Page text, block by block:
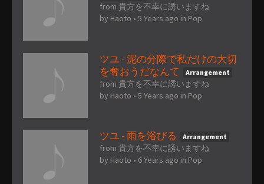
from 貴方を不幸に誘いますね
by Haoto • 5 Years ago in Pop
ツユ - 泥の分際で私だけの大切
を奪おうだなんて
Arrangement
from 貴方を不幸に誘いますね
by Haoto • 5 Years ago in Pop
ツユ - 雨を浴びる Arrangement
from 貴方を不幸に誘いますね
by Haoto • 6 Years ago in Pop